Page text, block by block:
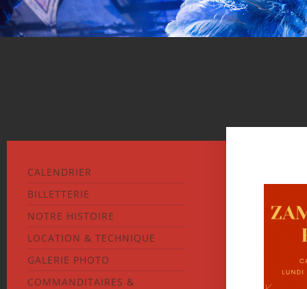
CALENDRIER
BILLETTERIE
NOTRE HISTOIRE
LOCATION & TECHNIQUE
GALERIE PHOTO
COMMANDITAIRES &